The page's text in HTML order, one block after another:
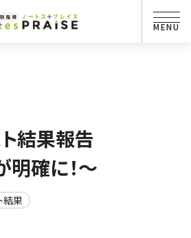
結果報告
確に！～
結果